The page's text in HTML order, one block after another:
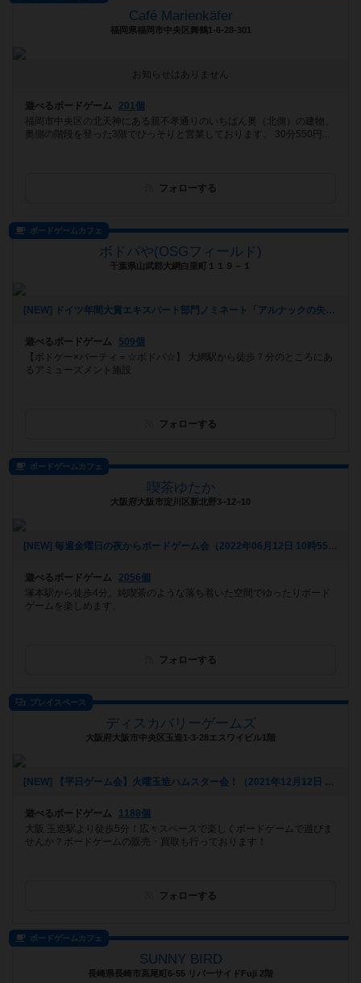
Café Marienkäfer
福岡県福岡市中央区舞鶴1-6-28-301
お知らせはありません
遊べるボードゲーム
201個
福岡市中央区の北天神にある親不孝通りのいちばん奥（北側）の建物、
奥側の階段を登った3階でひっそりと営業しております。 30分550円...
フォローする
ボードゲームカフェ
ボドパや(OSGフィールド)
千葉県山武郡大網白里町１１９－１
[NEW] ドイツ年間大賞エキスパート部門ノミネート「アルナックの失われし遺跡」を遊ぼう！ in 大網（2022年09月05日 12時32分）
遊べるボードゲーム
509個
【ボドゲー×パーティ＝☆ボドパ☆】 大網駅から徒歩７分のところにあ
るアミューズメント施設
フォローする
ボードゲームカフェ
喫茶ゆたか
大阪府大阪市淀川区新北野3−12−10
[NEW] 毎週金曜日の夜からボードゲーム会（2022年06月12日 10時55分）
遊べるボードゲーム
2056個
塚本駅から徒歩4分。純喫茶のような落ち着いた空間でゆったりボード
ゲームを楽しめます。
フォローする
プレイスペース
ディスカバリーゲームズ
大阪府大阪市中央区玉造1-3-28エスワイビル1階
[NEW] 【平日ゲーム会】火曜玉造ハムスター会！（2021年12月12日 15時29分）
遊べるボードゲーム
1188個
大阪 玉造駅より徒歩5分！広々スペースで楽しくボードゲームで遊びま
せんか？ボードゲームの販売・買取も行っております！
フォローする
ボードゲームカフェ
SUNNY BIRD
長崎県長崎市高尾町6-55 リバーサイドFuji 2階